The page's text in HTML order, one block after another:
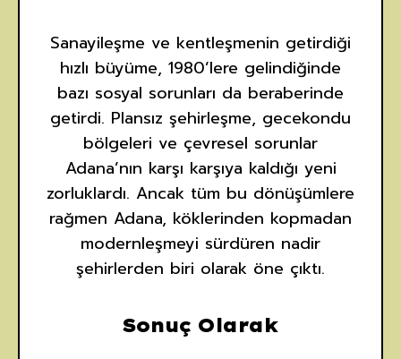
Sanayileşme ve kentleşmenin getirdiği
hızlı büyüme, 1980’lere gelindiğinde
bazı sosyal sorunları da beraberinde
getirdi. Plansız şehirleşme, gecekondu
bölgeleri ve çevresel sorunlar
Adana’nın karşı karşıya kaldığı yeni
zorluklardı. Ancak tüm bu dönüşümlere
rağmen Adana, köklerinden kopmadan
modernleşmeyi sürdüren nadir
şehirlerden biri olarak öne çıktı.
Sonuç Olarak